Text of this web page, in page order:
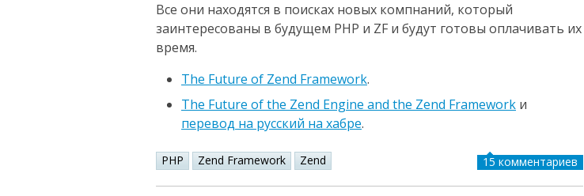
Все они находятся в поисках новых компнаний, который
заинтересованы в будущем PHP и ZF и будут готовы оплачивать их
время.
The Future of Zend Framework.
The Future of the Zend Engine and the Zend Framework и
перевод на русский на хабре.
PHP Zend Framework Zend 15 комментариев